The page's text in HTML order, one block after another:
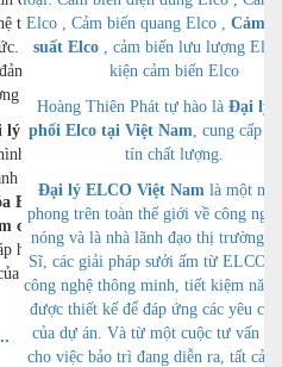
thống và
Các dây
bảo sản
cao.
lý Elcobao
thành,
các giải
Elco
, cáp,
cận Elco
hệ thống
Đức.
Elco , Cảm biến quang Elco , Cảm
suất Elco, cảm biến lưu lượng
kiện cảm biến Elco
Hoàng Thiên Phát tự hào là Đại lý
phối Elco tại Việt Nam, cung cấp
tín chất lượng.
Đại lý ELCO Việt Nam là một
phong trên toàn thế giới về công
nóng và là nhà lãnh đạo thị trường
Sĩ, các giải pháp sưởi ấm từ ELCO
công nghệ thông minh, tiết kiệm
được thiết kế để đáp ứng các yêu
của dự án. Và từ một cuộc tư vấn
cho việc bảo trì đang diễn ra, tất cả